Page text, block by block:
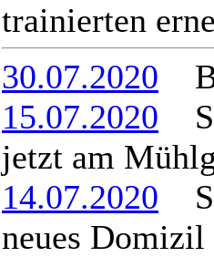
trainierten
30.07.2020
15.07.2020
jetzt am
14.07.2020
neues Domizil